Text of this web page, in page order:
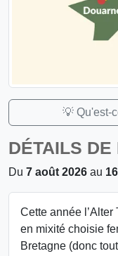
💡 Qu'est-
DÉTAILS
Du 7 août 2026 au
Cette année
en mixité choisie
Bretagne (donc